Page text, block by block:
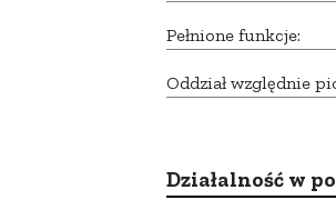
Pełnione funkcje:
Oddział względnie
Działalność w